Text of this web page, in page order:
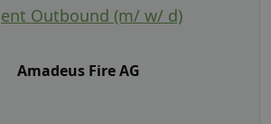
Outbound (m/ w/ d)
Amadeus Fire AG